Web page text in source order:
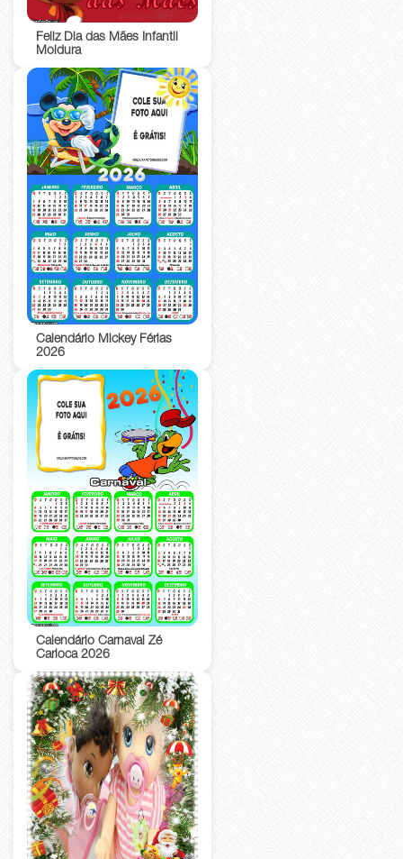
Feliz Dia das Mães Infantil
Moldura
Calendário Mickey Férias
2026
Calendário Carnaval Zé
Carioca 2026